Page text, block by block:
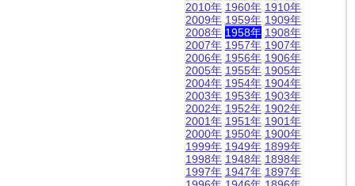
2010年
2009年
2008年
2007年
2006年
2005年
2004年
2003年
2002年
2001年
2000年
1999年
1998年
1997年
1960年
1959年
1958年
1957年
1956年
1955年
1954年
1953年
1952年
1951年
1950年
1949年
1948年
1947年
1910年
1909年
1908年
1907年
1906年
1905年
1904年
1903年
1902年
1901年
1900年
1899年
1898年
1897年